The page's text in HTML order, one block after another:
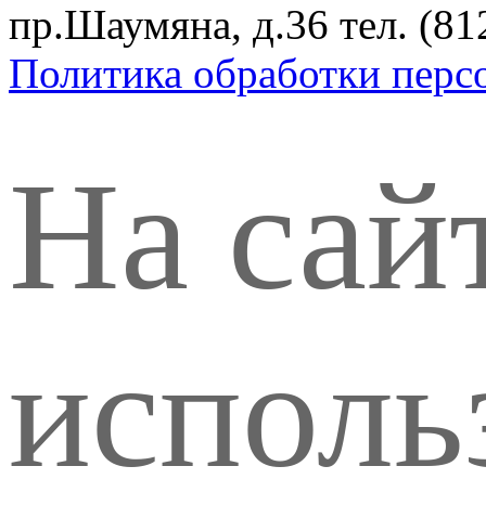
пр.Шаумяна, д.36 тел.
Политика обработки
На